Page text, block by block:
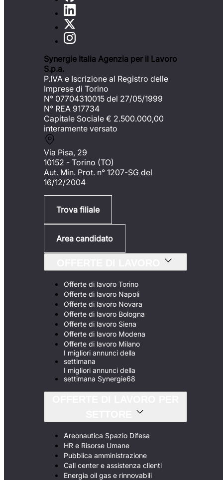
Synergie Italia Agenzia per il Lavoro
S.p.a.
P.IVA e Iscrizione al Registro delle
Imprese di Torino
N° 07704310015 del 27/05/1999
N° REA 917734
Capitale Sociale € 2.500.000,00
interamente versato
Via Pisa, 29
10152 - Torino (TO)
Aut. Min. Prot. n° 1207-SG del
16/12/2004
Trova filiale
Area candidato
Offerte di lavoro Torino
Offerte di lavoro Napoli
Offerte di lavoro Novara
Offerte di lavoro Bologna
Offerte di lavoro Siena
Offerte di lavoro Modena
Offerte di lavoro Milano
I migliori annunci della
settimana
I migliori annunci della
settimana Synergie68
Areonautica Spazio Difesa
HR e Risorse Umane
Pubblica amministrazione
Call center e assistenza clienti
Energia oil gas e rinnovabili